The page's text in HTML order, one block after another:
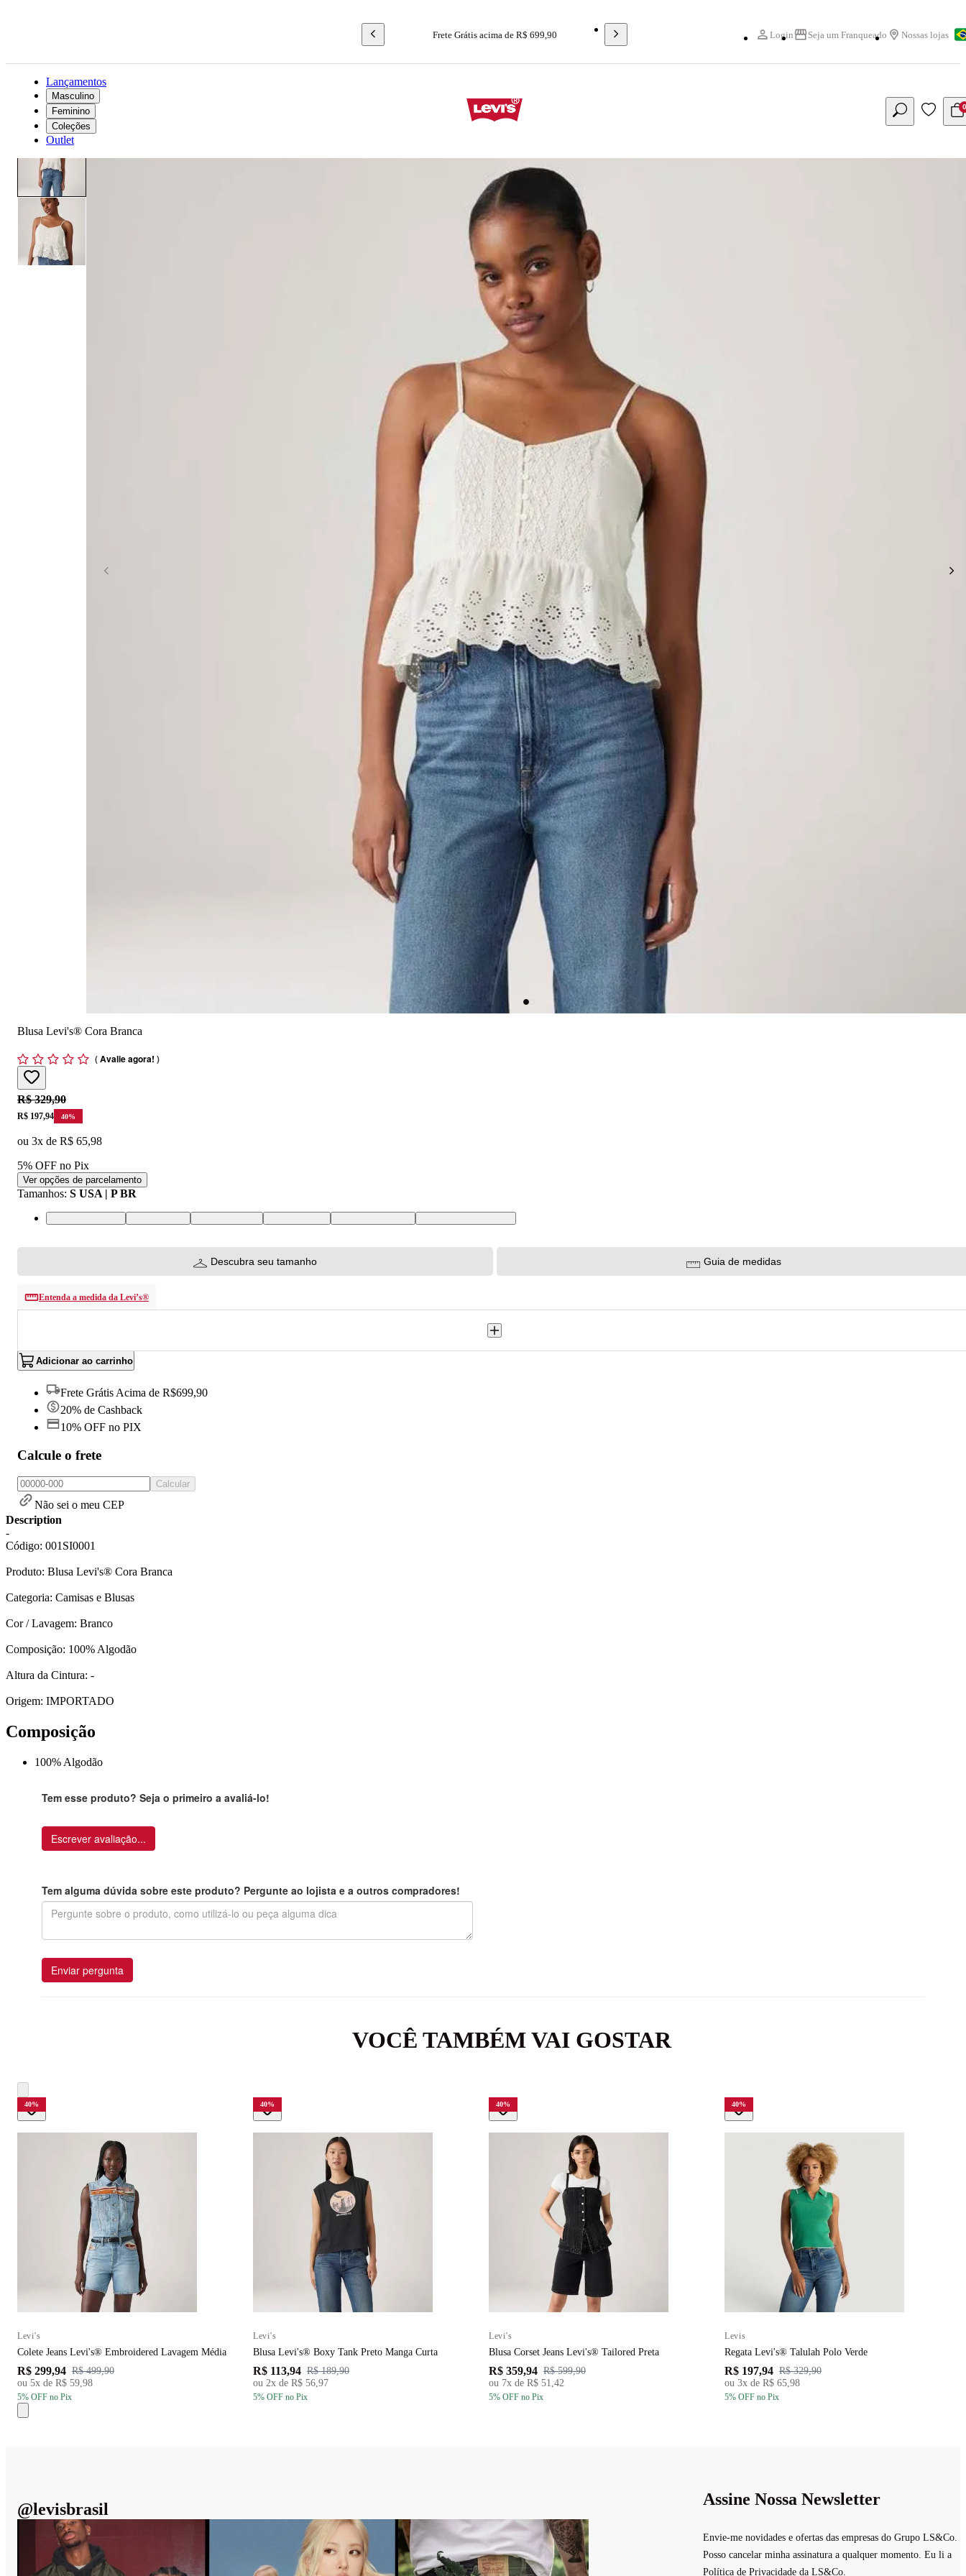
Frete Grátis acima de R$ 699,90 Login Seja um Franqueado Nossas lojas
Lançamentos
Masculino
Feminino
Coleções
Outlet
0
Feminino
Blusa Levi's® Cora Branca
(Avalie agora! )
Original price:
R$ 329,90
Price:
R$ 197,94 40%
ou 3x de R$ 65,98
5% OFF no Pix
Ver opções de parcelamento
Tamanhos: S USA | P BR
XS USA | PP BRS USA | P BRM USA | M BRL USA | G BRXL USA | GG BRXXL USA | EGG BR
Descubra seu tamanho Guia de medidas
Entenda a medida da Levi’s®
Adicionar ao carrinho
Frete Grátis Acima de R$699,90
20% de Cashback
10% OFF no PIX
Calcule o frete
Calcular
Não sei o meu CEP
Description
-
Código: 001SI0001
Produto: Blusa Levi's® Cora Branca
Categoria: Camisas e Blusas
Cor / Lavagem: Branco
Composição: 100% Algodão
Altura da Cintura: -
Origem: IMPORTADO
Composição
100% Algodão
Tem esse produto? Seja o primeiro a avaliá-lo!
Escrever avaliação...
Tem alguma dúvida sobre este produto? Pergunte ao lojista e a outros compradores!
Enviar pergunta
VOCÊ TAMBÉM VAI GOSTAR
40%
Levi's
Colete Jeans Levi's® Embroidered Lavagem Média
R$ 299,94 R$ 499,90
ou 5x de R$ 59,98
5% OFF no Pix
40%
Levi's
Blusa Levi's® Boxy Tank Preto Manga Curta
R$ 113,94 R$ 189,90
ou 2x de R$ 56,97
5% OFF no Pix
40%
Levi's
Blusa Corset Jeans Levi's® Tailored Preta
R$ 359,94 R$ 599,90
ou 7x de R$ 51,42
5% OFF no Pix
40%
Levis
Regata Levi's® Talulah Polo Verde
R$ 197,94 R$ 329,90
ou 3x de R$ 65,98
5% OFF no Pix
@levisbrasil
Assine Nossa Newsletter
Envie-me novidades e ofertas das empresas do Grupo LS&Co.
Posso cancelar minha assinatura a qualquer momento. Eu li a
Política de Privacidade da LS&Co.